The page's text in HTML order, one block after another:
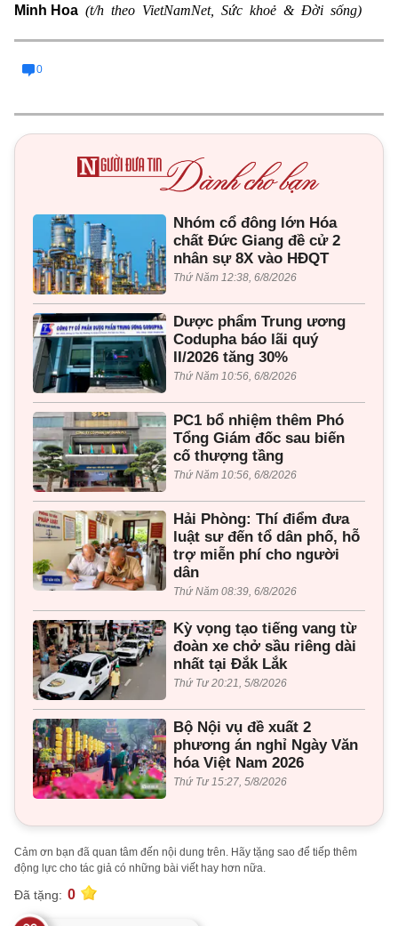
Minh Hoa (t/h theo VietNamNet, Sức khoẻ & Đời sống)
0
Nhóm cổ đông lớn Hóa
chất Đức Giang đề cử 2
nhân sự 8X vào HĐQT
Thứ Năm 12:38, 6/8/2026
Dược phẩm Trung ương
Codupha báo lãi quý
II/2026 tăng 30%
Thứ Năm 10:56, 6/8/2026
PC1 bổ nhiệm thêm Phó
Tổng Giám đốc sau biến
cố thượng tầng
Thứ Năm 10:56, 6/8/2026
Hải Phòng: Thí điểm đưa
luật sư đến tổ dân phố, hỗ
trợ miễn phí cho người
dân
Thứ Năm 08:39, 6/8/2026
Kỳ vọng tạo tiếng vang từ
đoàn xe chở sầu riêng dài
nhất tại Đắk Lắk
Thứ Tư 20:21, 5/8/2026
Bộ Nội vụ đề xuất 2
phương án nghỉ Ngày Văn
hóa Việt Nam 2026
Thứ Tư 15:27, 5/8/2026
Cảm ơn bạn đã quan tâm đến nội dung trên. Hãy tặng sao để tiếp thêm
động lực cho tác giả có những bài viết hay hơn nữa.
Đã tặng: 0